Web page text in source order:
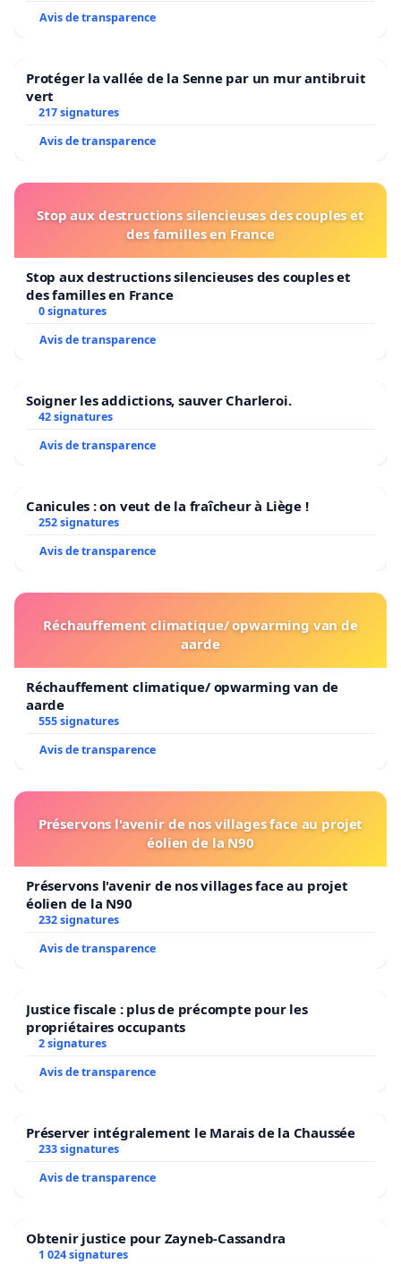
Avis de transparence
Protéger la vallée de la Senne par un mur antibruit
vert
217 signatures
Avis de transparence
Stop aux destructions silencieuses des couples et
des familles en France
Stop aux destructions silencieuses des couples et
des familles en France
0 signatures
Avis de transparence
Soigner les addictions, sauver Charleroi.
42 signatures
Avis de transparence
Canicules : on veut de la fraîcheur à Liège !
252 signatures
Avis de transparence
Réchauffement climatique/ opwarming van de
aarde
Réchauffement climatique/ opwarming van de
aarde
555 signatures
Avis de transparence
Préservons l'avenir de nos villages face au projet
éolien de la N90
Préservons l'avenir de nos villages face au projet
éolien de la N90
232 signatures
Avis de transparence
Justice fiscale : plus de précompte pour les
propriétaires occupants
2 signatures
Avis de transparence
Préserver intégralement le Marais de la Chaussée
233 signatures
Avis de transparence
Obtenir justice pour Zayneb-Cassandra
1 024 signatures